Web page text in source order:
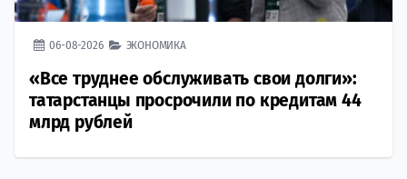
06-08-2026 ЭКОНОМИКА
«Все труднее обслуживать свои долги»:
татарстанцы просрочили по кредитам 44
млрд рублей